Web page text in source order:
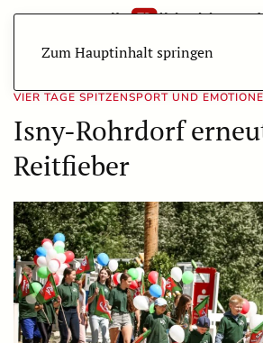
Zum Hauptinhalt springen
VIER TAGE SPITZENSPORT UND
Isny-Rohrdorf
Reitfieber